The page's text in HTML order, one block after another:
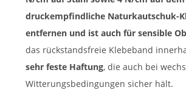
druckempfindliche Naturkautschuk-
entfernen und ist auch für sensible
das rückstandsfreie Klebeband
sehr feste Haftung, die auch bei
Witterungsbedingungen sicher hält.